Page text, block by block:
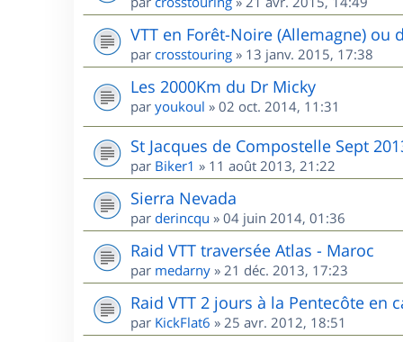
VTT en Forêt-Noire (Allemagne) ou
par crosstouring » 13 janv. 2015, 17:38
Les 2000Km du Dr Micky
par youkoul » 02 oct. 2014, 11:31
St Jacques de Compostelle Sept
par Biker1 » 11 août 2013, 21:22
Sierra Nevada
par derincqu » 04 juin 2014, 01:36
Raid VTT traversée Atlas - Maroc
par medarny » 21 déc. 2013, 17:23
Raid VTT 2 jours à la Pentecôte en
par KickFlat6 » 25 avr. 2012, 18:51